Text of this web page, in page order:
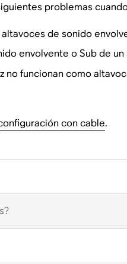
problemas
de sonido
envolvente o Sub de
no funcionan como
con cable.